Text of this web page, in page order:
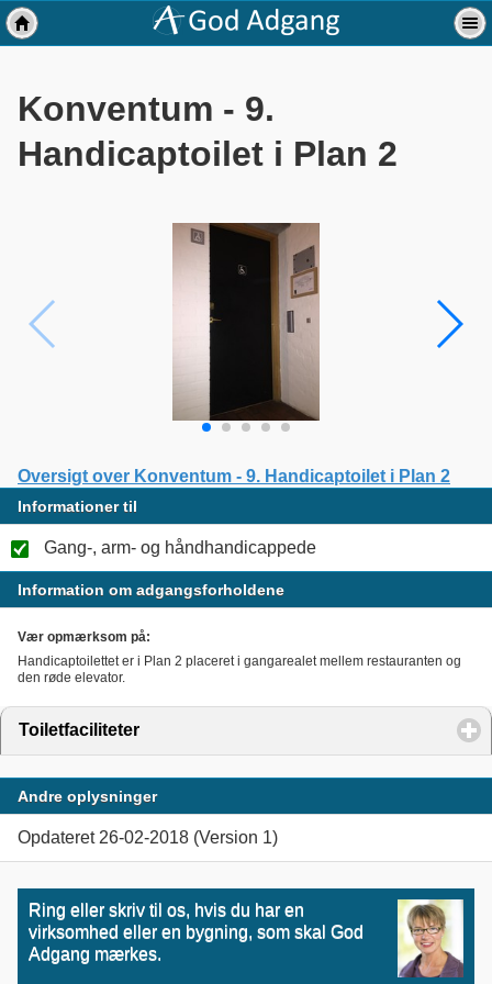
Konventum - 9.
Handicaptoilet i Plan 2
Oversigt over Konventum - 9. Handicaptoilet i Plan 2
Informationer til
Gang-, arm- og håndhandicappede
Information om adgangsforholdene
Vær opmærksom på:
Handicaptoilettet er i Plan 2 placeret i gangarealet mellem restauranten og
den røde elevator.
Toiletfaciliteter
Andre oplysninger
Opdateret 26-02-2018 (Version 1)
Ring eller skriv til os, hvis du har en
virksomhed eller en bygning, som skal God
Adgang mærkes.